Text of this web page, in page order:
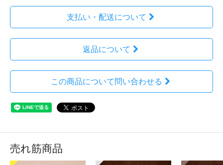
支払い・配送について
返品について
この商品について問い合わせる
売れ筋商品